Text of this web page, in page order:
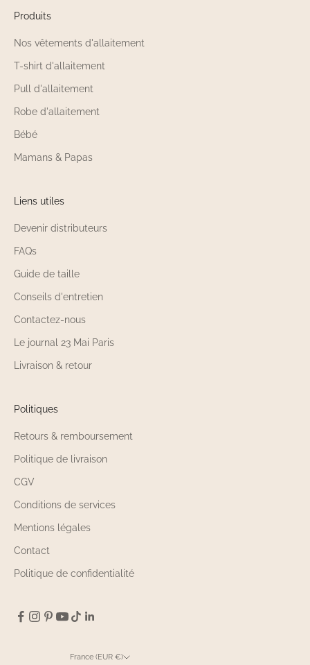
Produits
Nos vêtements d'allaitement
T-shirt d'allaitement
Pull d'allaitement
Robe d'allaitement
Bébé
Mamans & Papas
Liens utiles
Devenir distributeurs
FAQs
Guide de taille
Conseils d'entretien
Contactez-nous
Le journal 23 Mai Paris
Livraison & retour
Politiques
Retours & remboursement
Politique de livraison
CGV
Conditions de services
Mentions légales
Contact
Politique de confidentialité
France (EUR €)